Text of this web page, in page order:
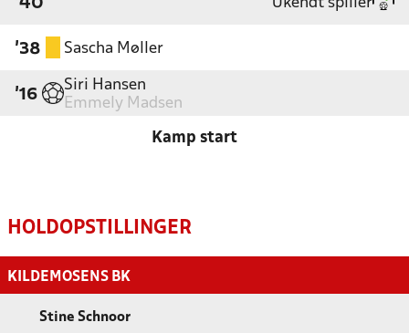
'40
'38 Sascha Møller
'16
Siri Hansen
Emmely Madsen
Kamp start
HOLDOPSTILLINGER
KILDEMOSENS BK
Stine Schnoor